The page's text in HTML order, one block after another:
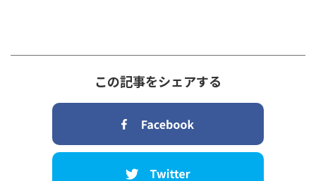
この記事をシェアする